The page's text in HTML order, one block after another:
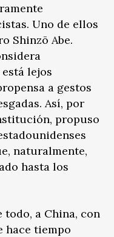
Uno de ellos
Shinzō Abe.
lejos
a gestos
Así, por
propuso
naturalmente,
hasta los
todo, a China, con
hace tiempo